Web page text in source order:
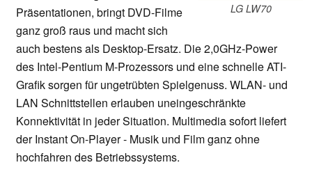
LG LW70
Präsentationen, bringt DVD-Filme
ganz groß raus und macht sich
auch bestens als Desktop-Ersatz. Die 2,0GHz-Power
des Intel-Pentium M-Prozessors und eine schnelle ATI-
Grafik sorgen für ungetrübten Spielgenuss. WLAN- und
LAN Schnittstellen erlauben uneingeschränkte
Konnektivität in jeder Situation. Multimedia sofort liefert
der Instant On-Player - Musik und Film ganz ohne
hochfahren des Betriebssystems.